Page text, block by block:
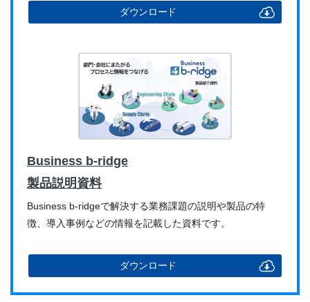
ダウンロード
Business b-ridge
製品説明資料
Business b-ridgeで解決する業務課題の説明や製品の特
徴、導入事例などの情報を記載した資料です。
ダウンロード